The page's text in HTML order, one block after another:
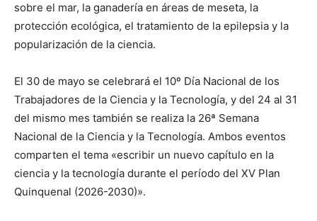
sobre el mar, la ganadería en áreas de meseta, la
protección ecológica, el tratamiento de la epilepsia y la
popularización de la ciencia.
El 30 de mayo se celebrará el 10º Día Nacional de los
Trabajadores de la Ciencia y la Tecnología, y del 24 al 31
del mismo mes también se realiza la 26ª Semana
Nacional de la Ciencia y la Tecnología. Ambos eventos
comparten el tema «escribir un nuevo capítulo en la
ciencia y la tecnología durante el período del XV Plan
Quinquenal (2026-2030)».